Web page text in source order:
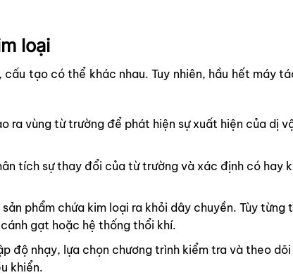
loại
tạo có thể khác nhau. Tuy nhiên, hầu hết máy
ra vùng từ trường để phát hiện sự xuất hiện của dị
tích sự thay đổi của từ trường và xác định có hay
phẩm chứa kim loại ra khỏi dây chuyền. Tùy từng
gạt hoặc hệ thống thổi khí.
độ nhạy, lựa chọn chương trình kiểm tra và theo
khiển.